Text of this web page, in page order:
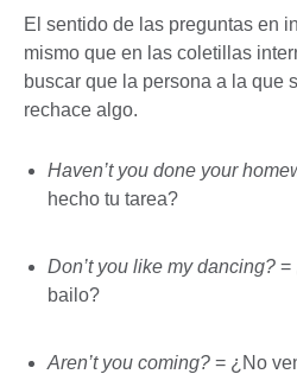
El sentido de las preguntas en
mismo que en las coletillas
buscar que la persona a la que
rechace algo.
Haven’t you done your
hecho tu tarea?
Don’t you like my dancing? =
bailo?
Aren’t you coming? = ¿No